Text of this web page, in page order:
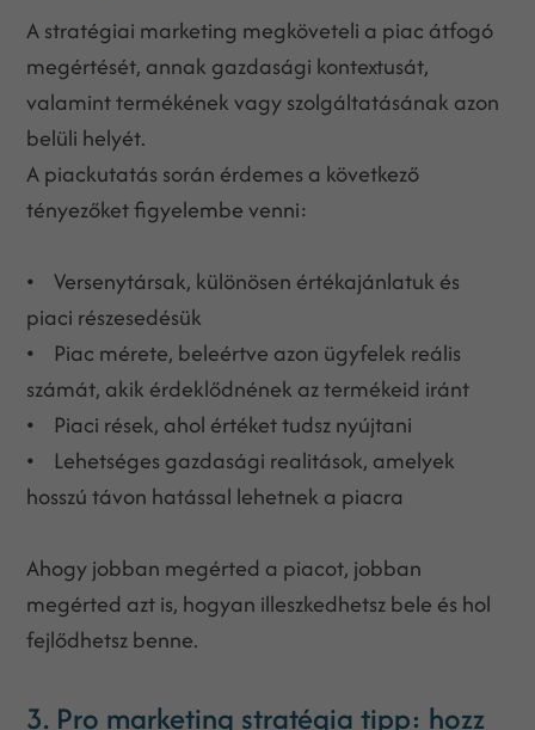
A stratégiai marketing megköveteli a piac átfogó
megértését, annak gazdasági kontextusát,
valamint termékének vagy szolgáltatásának azon
belüli helyét.
A piackutatás során érdemes a következő
tényezőket figyelembe venni:
• Versenytársak, különösen értékajánlatuk és
piaci részesedésük
• Piac mérete, beleértve azon ügyfelek reális
számát, akik érdeklődnének az termékeid iránt
• Piaci rések, ahol értéket tudsz nyújtani
• Lehetséges gazdasági realitások, amelyek
hosszú távon hatással lehetnek a piacra
Ahogy jobban megérted a piacot, jobban
megérted azt is, hogyan illeszkedhetsz bele és hol
fejlődhetsz benne.
3. Pro marketing stratégia tipp: hozz